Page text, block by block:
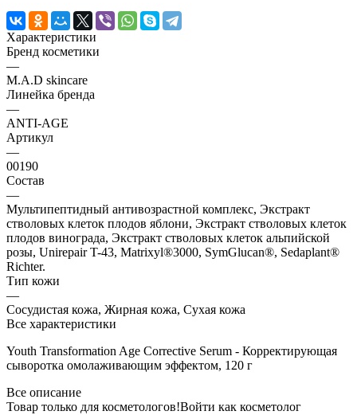
Характеристики
Бренд косметики
—
M.A.D skincare
Линейка бренда
—
ANTI-AGE
Артикул
—
00190
Состав
—
Мультипептидный антивозрастной комплекс, Экстракт
стволовых клеток плодов яблони, Экстракт стволовых клеток
плодов винограда, Экстракт стволовых клеток альпийской
розы, Unirepair T-43, Matrixyl®3000, SymGlucan®, Sedaplant®
Richter.
Тип кожи
—
Сосудистая кожа, Жирная кожа, Сухая кожа
Все характеристики
Youth Transformation Age Corrective Serum - Корректирующая
сыворотка омолаживающим эффектом, 120 г
Все описание
Товар только для косметологов!Войти как косметолог